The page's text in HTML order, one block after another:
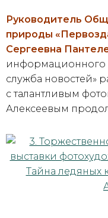
Руководитель
природы
Сергеевна
информационного
служба новостей»
с талантливым
Алексеевым